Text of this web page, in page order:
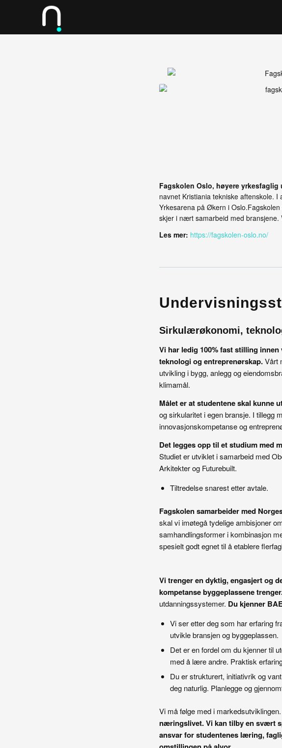
Fagskolen Oslo, høyere
navnet Kristiania tekniske aftenskole.
Yrkesarena på Økern i
skjer i nært samarbeid med
Les mer: https://fagskolen-oslo.no/
Sirkulærøkonomi,
Vi har ledig 100% fast stilling
teknologi og entreprenørskap.Vårt
utvikling i bygg, anlegg og
klimamål.
Målet er at studentene skal kunne
og sirkularitet i egen bransje. I tillegg
innovasjonskompetanse og
Det legges opp til et studium med
Studiet er utviklet i samarbeid med
Arkitekter og Futurebuilt.
Tiltredelse snarest etter avtale.
Fagskolen samarbeider med
skal vi imøtegå tydelige ambisjoner
samhandlingsformer i kombinasjon
spesielt godt egnet til å etablere
Vi trenger en dyktig, engasjert og
kompetanse byggeplassene
utdanningssystemer. Du kjenner
Vi ser etter deg som har erfaring
utvikle bransjen og byggeplassen.
Det er en fordel om du kjenner til
med å lære andre. Praktisk
Du er strukturert, initiativrik og
deg naturlig. Planlegge og
Vi må følge med i markedsutviklingen.
næringslivet. Vi kan tilby en svært
ansvar for studentenes læring,